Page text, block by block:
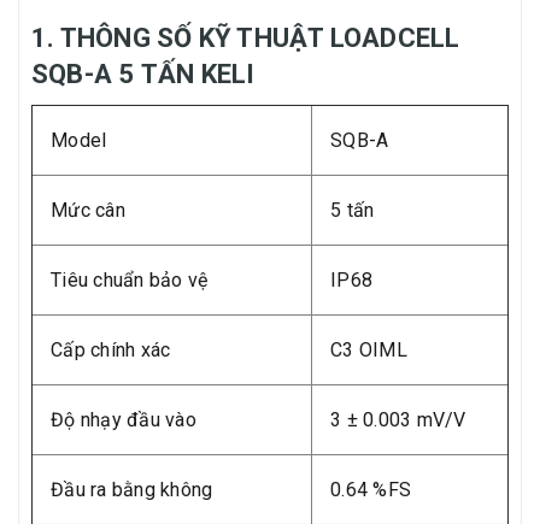
1. THÔNG SỐ KỸ THUẬT LOADCELL
SQB-A 5 TẤN KELI
Model SQB-A
Mức cân 5 tấn
Tiêu chuẩn bảo vệ IP68
Cấp chính xác C3 OIML
Độ nhạy đầu vào 3 ± 0.003 mV/V
Đầu ra bằng không 0.64 %FS